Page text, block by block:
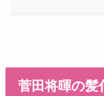
菅田将暉の髪